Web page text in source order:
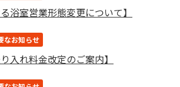
浴室営業形態変更について】
なお知らせ
入れ料金改定のご案内】